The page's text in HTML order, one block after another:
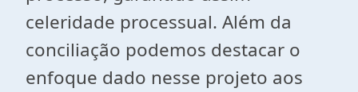
celeridade processual. Além da
conciliação podemos destacar o
enfoque dado nesse projeto aos